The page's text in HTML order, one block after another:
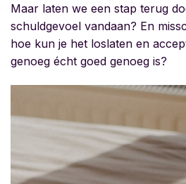
Maar laten we een stap terug
schuldgevoel vandaan? En
hoe kun je het loslaten en
genoeg écht goed genoeg is?